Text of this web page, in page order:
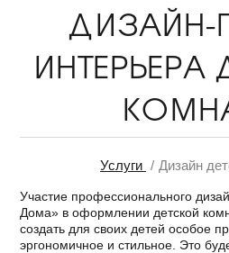
ДИЗАЙН-
ИНТЕРЬЕРА
Услуги Дизайн
Участие профессионального
Дома» в оформлении детской
создать для своих детей особое
эргономичное и стильное. Это